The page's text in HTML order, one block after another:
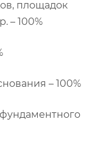
площадок
– 100%
– 100%